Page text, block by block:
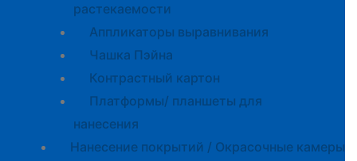
растекаемости
Аппликаторы выравнивания
Чашка Пэйна
Контрастный картон
Платформы/ планшеты для
нанесения
Нанесение покрытий / Окрасочные камеры